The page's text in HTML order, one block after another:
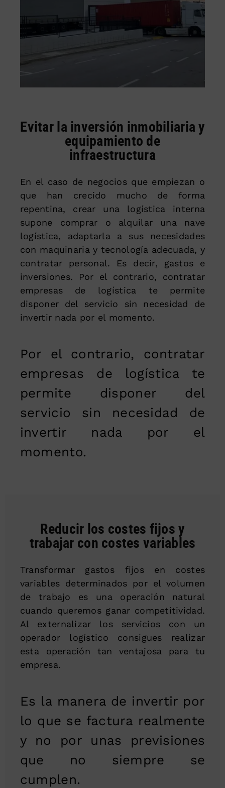
Evitar la inversión inmobiliaria y
equipamiento de
infraestructura
En el caso de negocios que empiezan o
que han crecido mucho de forma
repentina, crear una logística interna
supone comprar o alquilar una nave
logística, adaptarla a sus necesidades
con maquinaria y tecnología adecuada, y
contratar personal. Es decir, gastos e
inversiones. Por el contrario, contratar
empresas de logística te permite
disponer del servicio sin necesidad de
invertir nada por el momento.
Por el contrario, contratar
empresas de logística te
permite disponer del
servicio sin necesidad de
invertir nada por el
momento.
Reducir los costes fijos y
trabajar con costes variables
Transformar gastos fijos en costes
variables determinados por el volumen
de trabajo es una operación natural
cuando queremos ganar competitividad.
Al externalizar los servicios con un
operador logístico consigues realizar
esta operación tan ventajosa para tu
empresa.
Es la manera de invertir por
lo que se factura realmente
y no por unas previsiones
que no siempre se
cumplen.